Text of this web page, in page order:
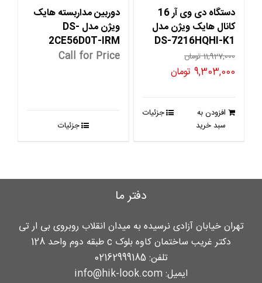
دستگاه دی وی آر 16
کانال هایک ویژن مدل
DS-7216HQHI-K1
11,927,000تومان
قیمت
بود.
9,303,000 تومانقیمت
است.
افزودن به
سبد خرید
جزئیات
دوربین مداربسته هایک
ویژن مدل DS-
2CE56D0T-IRM
Call for Price
جزئیات
دفتر ما
تهران خیابان آزادی نرسیده به میدان انقلاب روبروی بی ار تی
دکتر غریب ساختمان کاوه بلوک c طبقه دوم واحد 128
تلفن: 02162999185
ایمیل: info@hik-look.com